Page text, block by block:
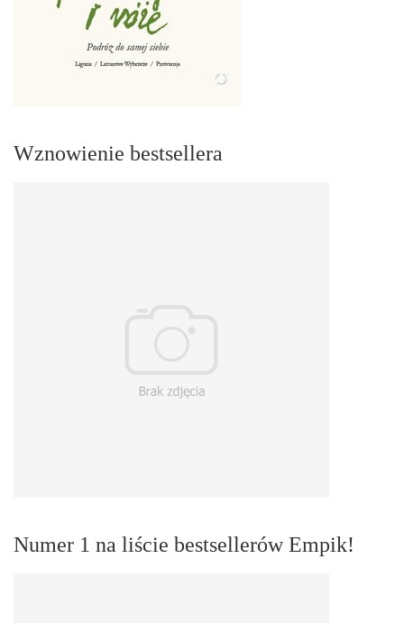
Wznowienie bestsellera
Numer 1 na liście bestsellerów Empik!